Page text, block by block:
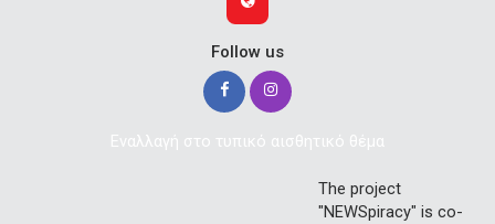
Follow us
Εναλλαγή στο τυπικό αισθητικό θέμα
The project
"NEWSpiracy" is co-